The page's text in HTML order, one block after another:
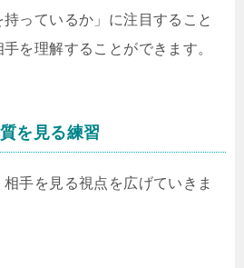
っているか」に注目すること
を理解することができます。
を見る練習
手を見る視点を広げていきま